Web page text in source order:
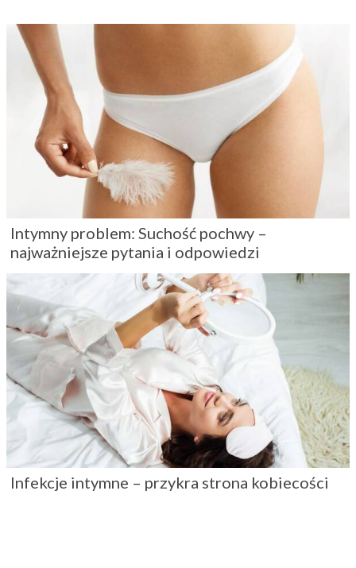
Intymny problem: Suchość pochwy –
najważniejsze pytania i odpowiedzi
Infekcje intymne – przykra strona kobiecości